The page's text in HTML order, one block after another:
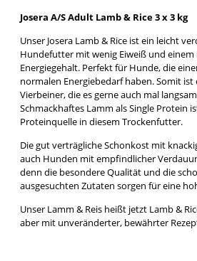
Josera A/S Adult Lamb & Rice 3 x 3 kg
Unser Josera Lamb & Rice ist ein leicht
Hundefutter mit wenig Eiweiß und
Energiegehalt. Perfekt für Hunde, die
normalen Energiebedarf haben. Somit ist
Vierbeiner, die es gerne auch mal
Schmackhaftes Lamm als Single Protein
Proteinquelle in diesem Trockenfutter.
Die gut verträgliche Schonkost mit
auch Hunden mit empfindlicher
denn die besondere Qualität und die
ausgesuchten Zutaten sorgen für eine
Unser Lamm & Reis heißt jetzt Lamb &
aber mit unveränderter, bewährter